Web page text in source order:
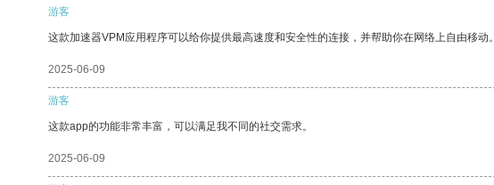
游客
这款加速器VPM应用程序可以给你提供最高速度和安全性的连接，并帮助你在网络上自由移动。
2025-06-09
游客
这款app的功能非常丰富，可以满足我不同的社交需求。
2025-06-09